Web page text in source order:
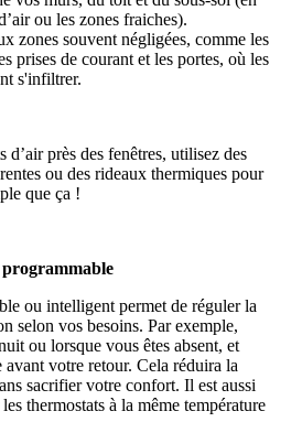
ou les zones fraiches).
zones souvent négligées, comme les
prises de courant et les portes, où les
s'infiltrer.
d’air près des fenêtres, utilisez des
ou des rideaux thermiques pour
que ça !
ou intelligent permet de réguler la
selon vos besoins. Par exemple,
ou lorsque vous êtes absent, et
votre retour. Cela réduira la
sacrifier votre confort. Il est aussi
thermostats à la même température